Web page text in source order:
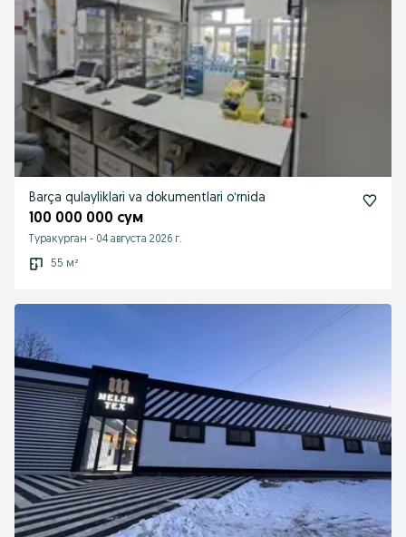
Barça qulayliklari va dokumentlari oʻrnida
100 000 000 сум
Туракурган - 04 августа 2026 г.
55 м²